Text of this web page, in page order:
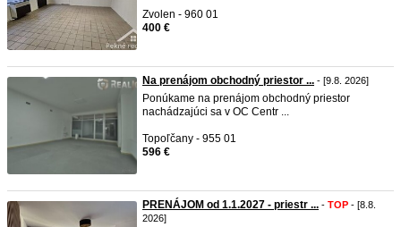
Zvolen - 960 01
400 €
Na prenájom obchodný priestor ... - [9.8. 2026]
Ponúkame na prenájom obchodný priestor
nachádzajúci sa v OC Centr ...
Topoľčany - 955 01
596 €
PRENÁJOM od 1.1.2027 - priestr ... - TOP - [8.8.
2026]